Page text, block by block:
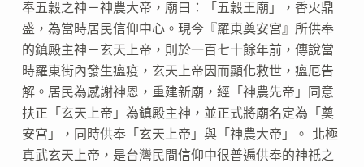
奉五穀之神－神農大帝，廟曰：「五穀王廟」，香火鼎
盛，為當時居民信仰中心。現今『羅東奠安宮』所供奉
的鎮殿主神－玄天上帝，則於一百七十餘年前，傳說當
時羅東街內發生瘟疫，玄天上帝因而顯化救世，瘟厄告
解。居民為感謝神恩，重建新廟，經「神農先帝」同意
扶正「玄天上帝」為鎮殿主神，並正式將廟名定為「奠
安宮」，同時供奉「玄天上帝」與「神農大帝」。 北極
真武玄天上帝，是台灣民間信仰中很普遍供奉的神祇之